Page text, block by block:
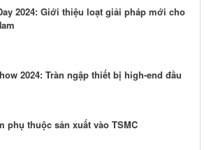
2024: Giới thiệu loạt giải pháp mới cho
2024: Tràn ngập thiết bị high-end đầu
phụ thuộc sản xuất vào TSMC